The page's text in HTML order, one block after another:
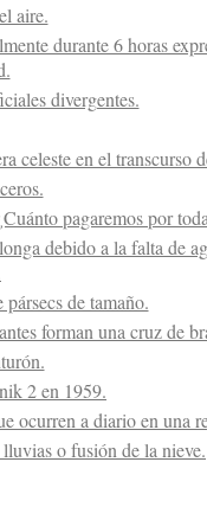
aire.
durante 6 horas
divergentes.
celeste en el transcurso
pagaremos por
debido a la falta de
de tamaño.
forman una cruz de
2 en 1959.
ocurren a diario en una
o fusión de la nieve.